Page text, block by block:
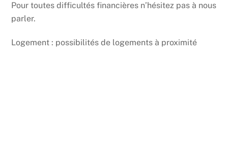
Pour toutes difficultés financières n’hésitez pas à nous
parler.
Logement : possibilités de logements à proximité